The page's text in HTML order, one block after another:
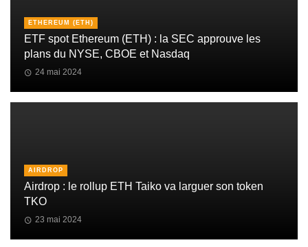
ETHEREUM (ETH)
ETF spot Ethereum (ETH) : la SEC approuve les
plans du NYSE, CBOE et Nasdaq
24 mai 2024
AIRDROP
Airdrop : le rollup ETH Taiko va larguer son token
TKO
23 mai 2024